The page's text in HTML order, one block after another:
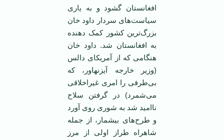
افغانستان گشود و به یاری
سیاست‌های سردار داود خان
بزرگ‌ترین کشور کمک دهنده
به افغانستان شد. داود خان
هنگامی که از آمریکای دالس
(وزیر خارجه آیزنهاور، که
بی‌طرفی را امری غیر‌اخلاقی
می‌شمرد) در گرفتن سلاح
ناامید شد به شوری روی آورد
و طرح‌های بیشمار، از جمله
شاهراه طراز اولی از مرز